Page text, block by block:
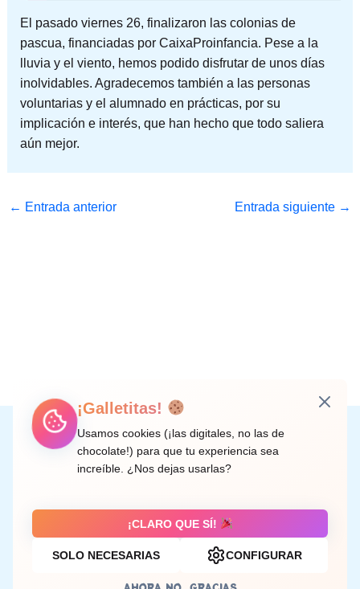
El pasado viernes 26, finalizaron las colonias de
pascua, financiadas por CaixaProinfancia. Pese a la
lluvia y el viento, hemos podido disfrutar de unos días
inolvidables. Agradecemos también a las personas
voluntarias y el alumnado en prácticas, por su
implicación e interés, que han hecho que todo saliera
aún mejor.
← Entrada anterior Entrada siguiente →
Instagram
Facebook
X LinkedIn
Correo electrónico
C/ Doctor Rodríguez de la Fuente, 8 València
Aviso legal
¡Galletitas!
Usamos cookies (¡las digitales, no las de
chocolate!) para que tu experiencia sea
increíble. ¿Nos dejas usarlas?
¡CLARO QUE SÍ!
SOLO NECESARIAS CONFIGURAR